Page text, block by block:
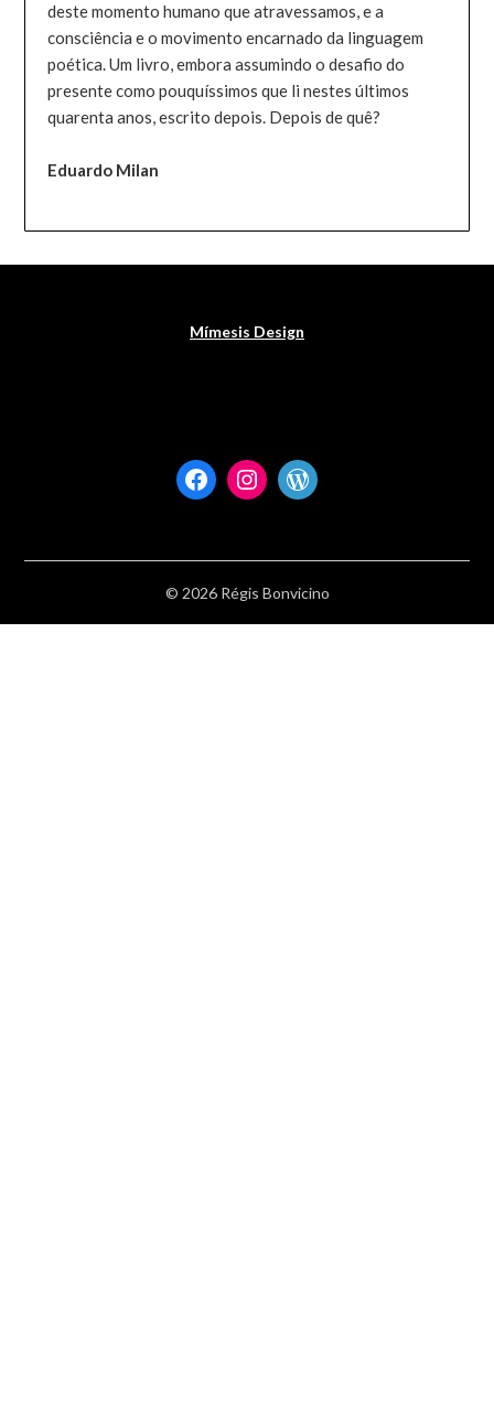
deste momento humano que atravessamos, e a
consciência e o movimento encarnado da linguagem
poética. Um livro, embora assumindo o desafio do
presente como pouquíssimos que li nestes últimos
quarenta anos, escrito depois. Depois de quê?
Eduardo Milan
Mímesis Design
Facebook
InstagramWordPress
© 2026 Régis Bonvicino